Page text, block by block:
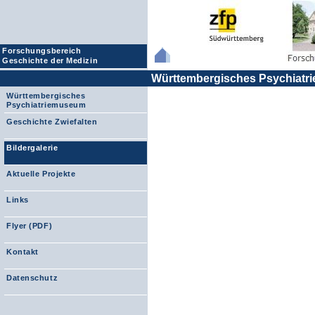
Forschungsbereich
Geschichte der Medizin
Württembergisches
Württembergisches
Psychiatriemuseum
Geschichte Zwiefalten
Bildergalerie
Aktuelle Projekte
Links
Flyer (PDF)
Kontakt
Datenschutz